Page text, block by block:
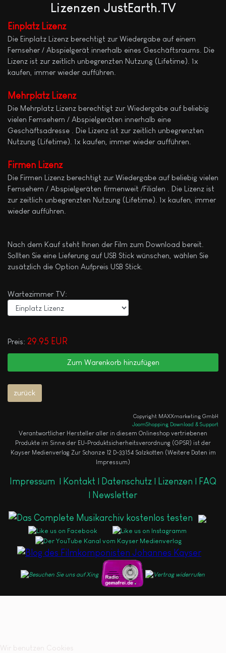
Lizenzen JustEarth.TV
Einplatz Lizenz
Die Einplatz Lizenz berechtigt zur Wiedergabe auf einem
Fernseher / Abspielgerät innerhalb eines Geschäftsraums. Die
Lizenz ist zur zeitlich unbegrenzten Nutzung (Lifetime). 1x
kaufen, immer wieder aufführen.
MehrplatzLizenz
Die Mehrplatz Lizenz berechtigt zur Wiedergabe auf beliebig
vielen Fernsehern / Abspielgeräten innerhalb eine
Geschäftsadresse . Die Lizenz ist zur zeitlich unbegrenzten
Nutzung (Lifetime). 1x kaufen, immer wieder aufführen.
Firmen Lizenz
Die Firmen Lizenz berechtigt zur Wiedergabe auf beliebig vielen
Fernsehern / Abspielgeräten firmenweit /Filialen . Die Lizenz ist
zur zeitlich unbegrenzten Nutzung (Lifetime). 1x kaufen, immer
wieder aufführen.
Nach dem Kauf steht Ihnen der Film zum Download bereit.
Sollten Sie eine Lieferung auf USB Stick wünschen, wählen Sie
zusätzlich die Option Aufpreis USB Stick.
Wartezimmer TV:
Preis: 29.95 EUR
Copyright MAXXmarketing GmbH
JoomShopping Download & Support
Verantwortlicher Hersteller aller in diesem Onlineshop vertriebenen
Produkte im Sinne der EU-Produktsicherheitsverordnung (GPSR) ist der
Kayser Medienverlag Zur Schanze 12 D-33154 Salzkotten (Weitere Daten im
Impressum)
Impressum | Kontakt | Datenschutz | Lizenzen | FAQ
| Newsletter
Wir benutzen Cookies